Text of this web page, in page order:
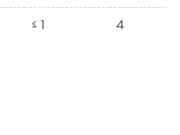
≤ 1 4